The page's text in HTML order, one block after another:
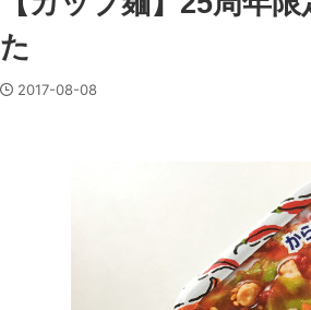
た
2017-08-08